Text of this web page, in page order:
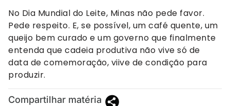
No Dia Mundial do Leite, Minas não pede favor.
Pede respeito. E, se possível, um café quente, um
queijo bem curado e um governo que finalmente
entenda que cadeia produtiva não vive só de
data de comemoração, viive de condição para
produzir.
Compartilhar matéria